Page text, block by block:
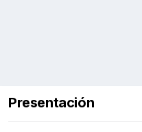
Presentación